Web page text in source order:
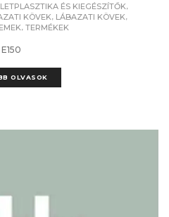
ÉS KIEGÉSZÍTŐK,
KÖVEK, LÁBAZATI KÖVEK,
, TERMÉKEK
E150
OLVASOK